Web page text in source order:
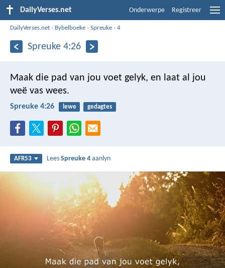
DailyVerses.net Onderwerpe Registreer
DailyVerses.net › Bybelboeke ›Spreuke ›4
Spreuke 4:26
Maak die pad van jou voet gelyk, en laat al jou
weë vas wees.
Spreuke 4:26 lewe gedagtes
AFR53 LeesSpreuke 4 aanlyn